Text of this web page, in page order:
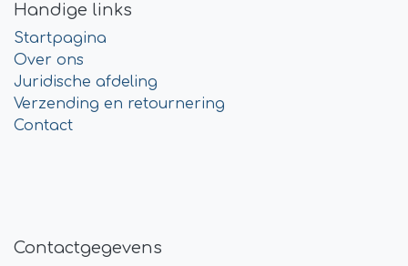
Handige links
Startpagina
Over ons
Juridische afdeling
Verzending en retournering
Contact
Contactgegevens